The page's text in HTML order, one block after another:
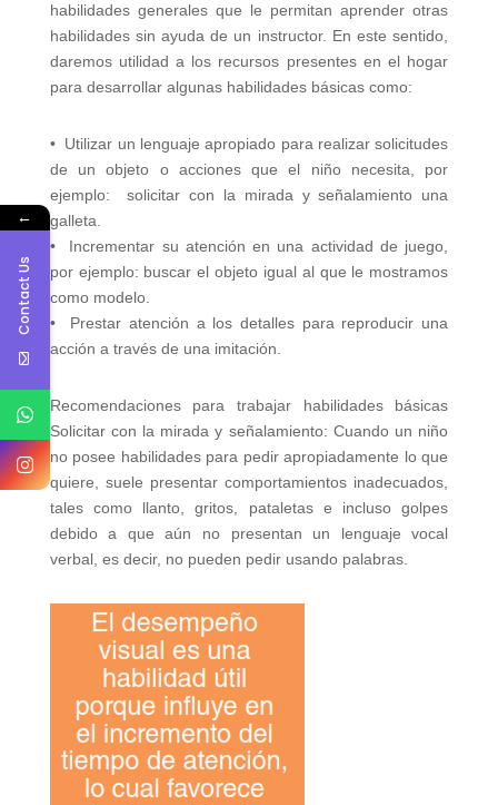
habilidades generales que le permitan aprender otras
habilidades sin ayuda de un instructor. En este sentido,
daremos utilidad a los recursos presentes en el hogar
para desarrollar algunas habilidades básicas como:
• Utilizar un lenguaje apropiado para realizar solicitudes
de un objeto o acciones que el niño necesita, por
ejemplo: solicitar con la mirada y señalamiento una
galleta.
• Incrementar su atención en una actividad de juego,
por ejemplo: buscar el objeto igual al que le mostramos
como modelo.
• Prestar atención a los detalles para reproducir una
acción a través de una imitación.
Recomendaciones para trabajar habilidades básicas
Solicitar con la mirada y señalamiento: Cuando un niño
no posee habilidades para pedir apropiadamente lo que
quiere, suele presentar comportamientos inadecuados,
tales como llanto, gritos, pataletas e incluso golpes
debido a que aún no presentan un lenguaje vocal
verbal, es decir, no pueden pedir usando palabras.
←
Contact Us